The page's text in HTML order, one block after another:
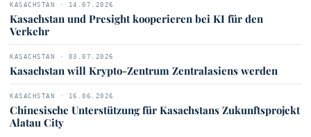
KASACHSTAN · 14.07.2026
Kasachstan und Presight kooperieren bei KI für den
Verkehr
KASACHSTAN · 03.07.2026
Kasachstan will Krypto-Zentrum Zentralasiens werden
KASACHSTAN · 16.06.2026
Chinesische Unterstützung für Kasachstans Zukunftsprojekt
Alatau City